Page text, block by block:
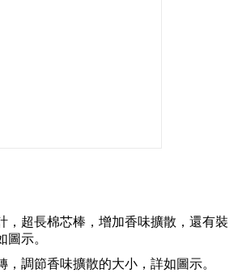
超長棉芯棒，增加香味擴散，還有裝
圖示。
調節香味擴散的大小，詳如圖示。